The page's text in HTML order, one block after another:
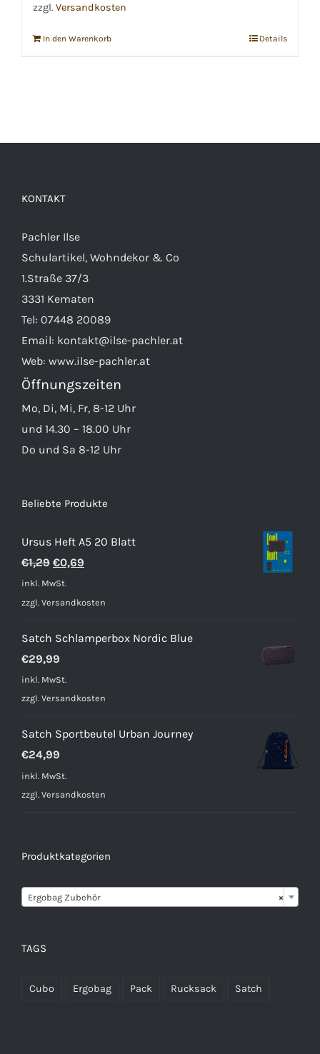
zzgl. Versandkosten
In den Warenkorb Details
KONTAKT
Pachler Ilse
Schulartikel, Wohndekor & Co
1.Straße 37/3
3331 Kematen
Tel: 07448 20089
Email: kontakt@ilse-pachler.at
Web: www.ilse-pachler.at
Öffnungszeiten
Mo, Di, Mi, Fr, 8-12 Uhr
und 14.30 – 18.00 Uhr
Do und Sa 8-12 Uhr
Beliebte Produkte
Ursus Heft A5 20 Blatt
€1,29 Ursprünglicher
Preis
war:
€0,69
ist:
inkl. MwSt.
zzgl. Versandkosten
Satch Schlamperbox Nordic Blue
€29,99
inkl. MwSt.
zzgl. Versandkosten
Satch Sportbeutel Urban Journey
€24,99
inkl. MwSt.
zzgl. Versandkosten
Produktkategorien
×
Ergobag Zubehör
TAGS
Cubo Ergobag Pack Rucksack Satch